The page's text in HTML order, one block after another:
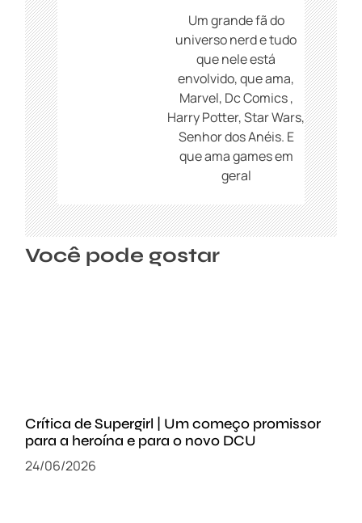
P
o
s
t
Um grande fã do
universo nerd e tudo
que nele está
envolvido, que ama,
Marvel, Dc Comics ,
Harry Potter, Star Wars,
Senhor dos Anéis. E
que ama games em
geral
Você pode gostar
Crítica de Supergirl | Um começo promissor
para a heroína e para o novo DCU
24/06/2026